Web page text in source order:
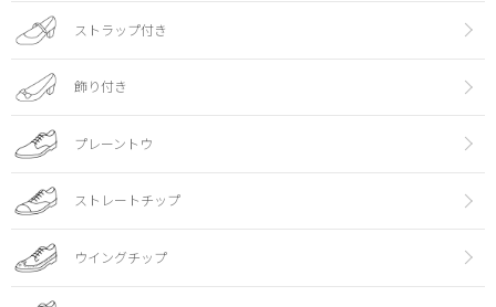
ストラップ付き
飾り付き
プレーントウ
ストレートチップ
ウイングチップ